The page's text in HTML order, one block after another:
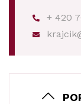
+ 420